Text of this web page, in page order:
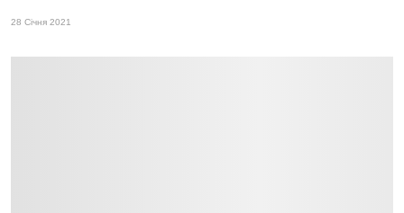
28 Січня 2021